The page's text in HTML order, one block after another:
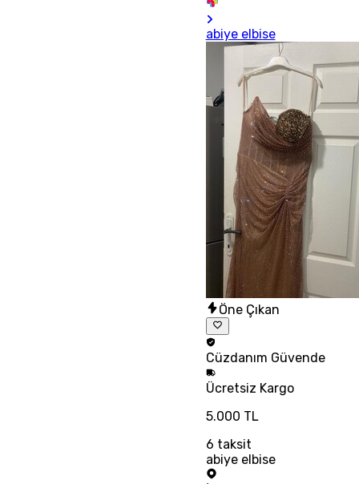
abiye elbise
Öne Çıkan
Cüzdanım Güvende
Ücretsiz Kargo
5.000 TL
6 taksit
abiye elbise